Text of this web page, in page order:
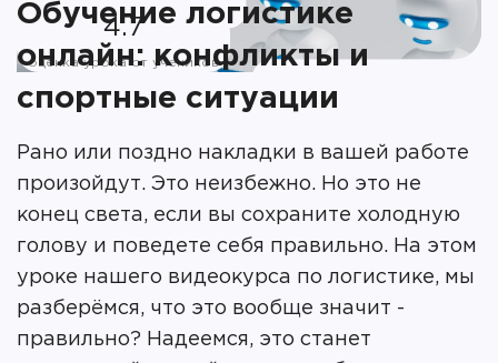
4.7
оценка урока от учеников
Обучение логистике
онлайн: конфликты и
спортные ситуации
Рано или поздно накладки в вашей работе
произойдут. Это неизбежно. Но это не
конец света, если вы сохраните холодную
голову и поведете себя правильно. На этом
уроке нашего видеокурса по логистике, мы
разберёмся, что это вообще значит -
правильно? Надеемся, это станет